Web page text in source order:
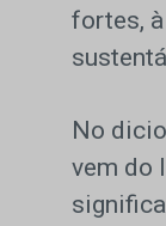
fortes,
No
vem do